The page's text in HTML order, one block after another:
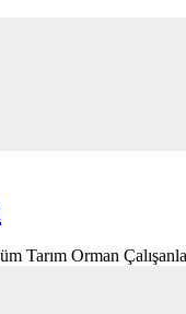
Tarım Orman